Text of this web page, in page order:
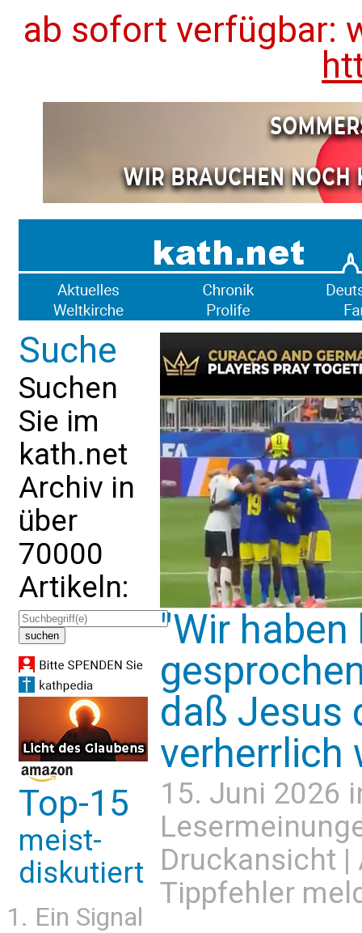
ab sofort verfügbar:
Suche
Suchen
Sie im
kath.net
Archiv in
über
70000
Artikeln:
Top-15
meist-
diskutiert
Ein Signal
"Wir haben
daß Jesus
verherrlich
15. Juni 2026
Druckansicht |
Tippfehler